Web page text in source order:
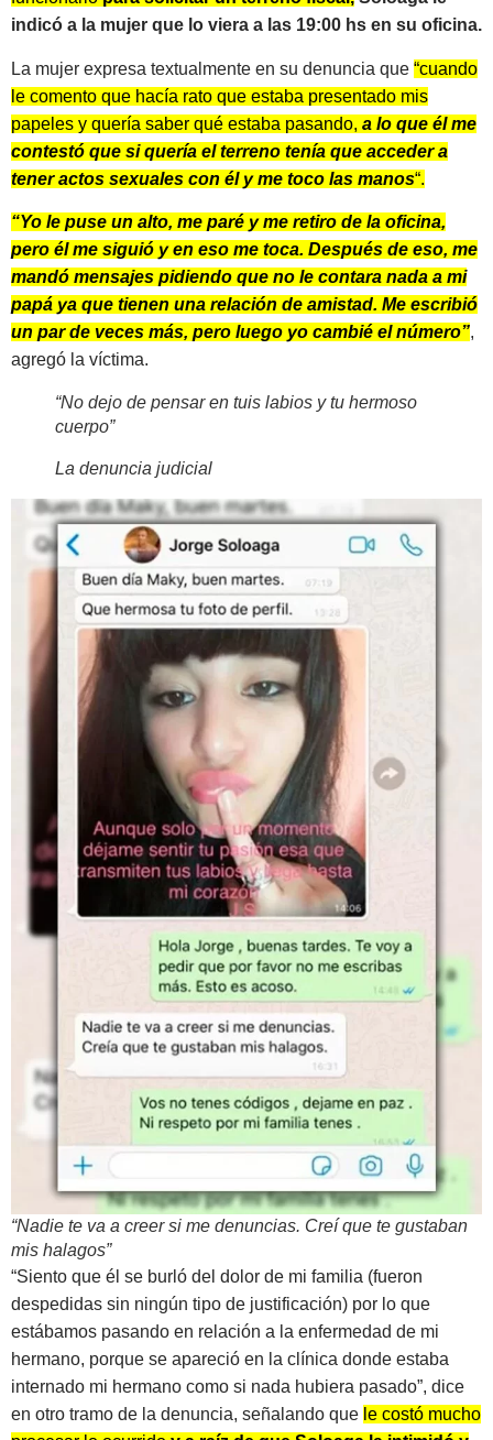
indicó a la mujer que lo viera a las 19:00 hs en su oficina.
La mujer expresa textualmente en su denuncia que “cuando
le comento que hacía rato que estaba presentado mis
papeles y quería saber qué estaba pasando, a lo que él me
contestó que si quería el terreno tenía que acceder a
tener actos sexuales con él y me toco las manos“.
“Yo le puse un alto, me paré y me retiro de la oficina,
pero él me siguió y en eso me toca. Después de eso, me
mandó mensajes pidiendo que no le contara nada a mi
papá ya que tienen una relación de amistad. Me escribió
un par de veces más, pero luego yo cambié el número”,
agregó la víctima.
“No dejo de pensar en tuis labios y tu hermoso
cuerpo”
La denuncia judicial
“Nadie te va a creer si me denuncias. Creí que te gustaban
mis halagos”
“Siento que él se burló del dolor de mi familia (fueron
despedidas sin ningún tipo de justificación) por lo que
estábamos pasando en relación a la enfermedad de mi
hermano, porque se apareció en la clínica donde estaba
internado mi hermano como si nada hubiera pasado”, dice
en otro tramo de la denuncia, señalando que le costó mucho